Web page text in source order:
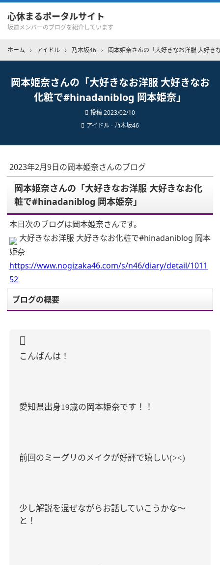
心休まるポータルサイト
坂道メンバーのブログを紹介しています
ホーム › アイドル › 乃木坂46 › 岡本姫奈さんの「大好きなお洋服 大好
岡本姫奈さんの「大好きなお洋服 大好きなお
化粧で#hinadaniblog 岡本姫奈」
投稿2023/02/10
アイドル - 乃木坂46
2023年2月9日の岡本姫奈さんのブログ
岡本姫奈さんの「大好きなお洋服 大好きなお化
粧で#hinadaniblog 岡本姫奈」
本日次のブログは岡本姫奈さんです。
大好きなお洋服 大好きなお化粧で#hinadaniblog 岡本
姫奈
https://www.nogizaka46.com/s/n46/diary/detail/1011
52
ブログの概要
こんばんは！
愛知県出身19歳の岡本姫奈です！！
前回のミーグリのメイクが好評で嬉しい(><)
少し解説を混ぜながらお話していこうかな〜
と！